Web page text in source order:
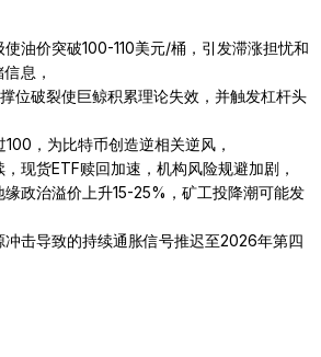
油价突破100-110美元/桶，引发滞涨担忧和
息，
位破裂使巨鲸积累理论失效，并触发杠杆头
，为比特币创造逆相关逆风，
现货ETF赎回加速，机构风险规避加剧，
缘政治溢价上升15-25%，矿工投降潮可能发
冲击导致的持续通胀信号推迟至2026年第四